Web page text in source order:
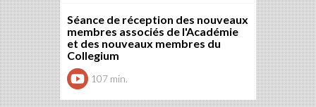
Séance de réception des nouveaux
membres associés de l'Académie
et des nouveaux membres du
Collegium
107 min.